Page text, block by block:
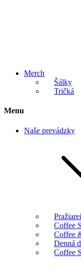
Merch
Šálky
Tričká
Menu
Naše prevádzky
Coffee
Coffee
Denná
Coffee